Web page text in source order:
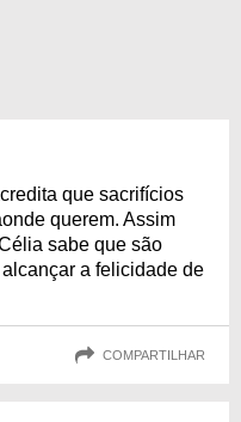
que sacrifícios
querem. Assim
sabe que são
a felicidade de
COMPARTILHAR